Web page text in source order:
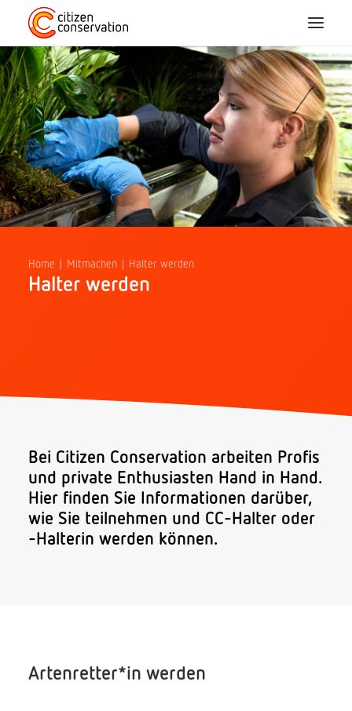
Home
Über Uns
CC-Arten
Mitmachen
Blog
Search
Home Mitmachen Halter werden
Halter werden
Bei Citizen Conservation arbeiten Profis
und private Enthusiasten Hand in Hand.
Hier finden Sie Informationen darüber,
wie Sie teilnehmen und CC-Halter oder
-Halterin werden können.
Artenretter*in werden